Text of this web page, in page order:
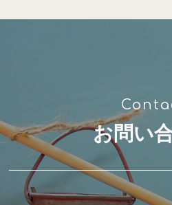
お問い